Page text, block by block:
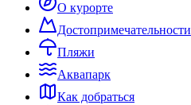
О курорте
Достопримечательности
Пляжи
Аквапарк
Как добраться